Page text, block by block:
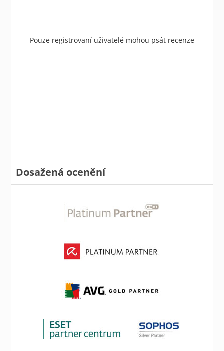
Pouze registrovaní uživatelé mohou psát recenze
Dosažená ocenění